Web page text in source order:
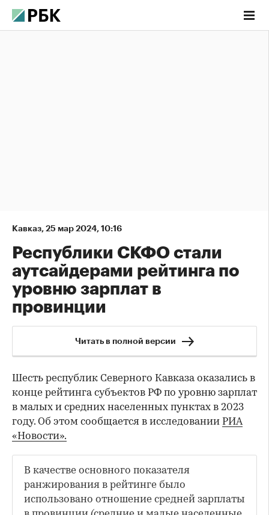
Кавказ, 25 мар 2024, 10:16
Республики СКФО стали
аутсайдерами рейтинга по
уровню зарплат в
провинции
Читать в полной версии
Шесть республик Северного Кавказа оказались в
конце рейтинга субъектов РФ по уровню зарплат
в малых и средних населенных пунктах в 2023
году. Об этом сообщается в исследовании РИА
«Новости».
В качестве основного показателя
ранжирования в рейтинге было
использовано отношение средней зарплаты